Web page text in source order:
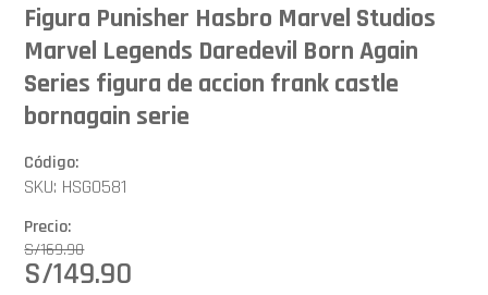
Figura Punisher Hasbro Marvel Studios
Marvel Legends Daredevil Born Again
Series figura de accion frank castle
bornagain serie
Código:
SKU: HSG0581
Precio:
S/169.90
S/149.90